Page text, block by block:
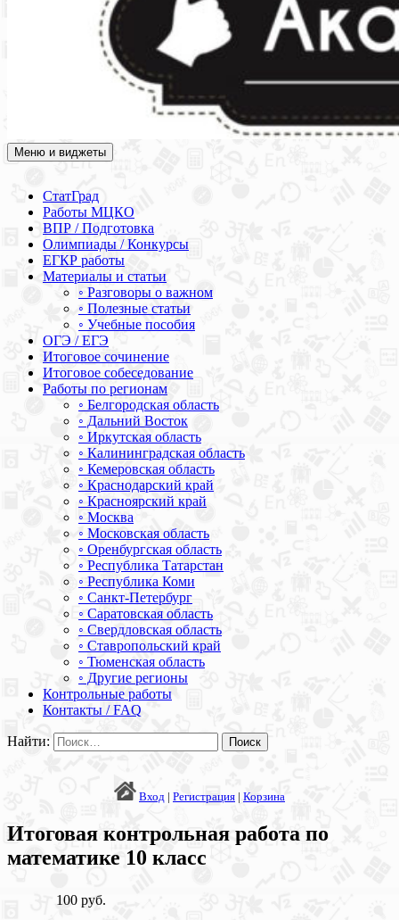
Академия СОВА
Подготовка к ЕГЭ, ОГЭ, ВПР, МЦКО, СтатГрад, КДР, ВОШ,
Меню и виджеты
СтатГрад
Работы МЦКО
ВПР / Подготовка
Олимпиады / Конкурсы
ЕГКР работы
Материалы и статьи
◦ Разговоры о важном
◦ Полезные статьи
◦ Учебные пособия
ОГЭ / ЕГЭ
Итоговое сочинение
Итоговое собеседование
Работы по регионам
◦ Белгородская область
◦ Дальний Восток
◦ Иркутская область
◦ Калининградская область
◦ Кемеровская область
◦ Краснодарский край
◦ Красноярский край
◦ Москва
◦ Московская область
◦ Оренбургская область
◦ Республика Татарстан
◦ Республика Коми
◦ Санкт-Петербург
◦ Саратовская область
◦ Свердловская область
◦ Ставропольский край
◦ Тюменская область
◦ Другие регионы
Контрольные работы
Контакты / FAQ
Найти:
Вход | Регистрация | Корзина
Итоговая контрольная работа по
математике 10 класс
100 руб.